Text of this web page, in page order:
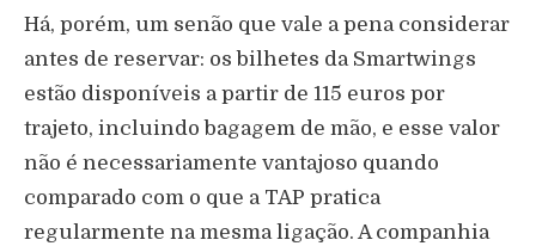
Há, porém, um senão que vale a pena considerar
antes de reservar: os bilhetes da Smartwings
estão disponíveis a partir de 115 euros por
trajeto, incluindo bagagem de mão, e esse valor
não é necessariamente vantajoso quando
comparado com o que a TAP pratica
regularmente na mesma ligação. A companhia